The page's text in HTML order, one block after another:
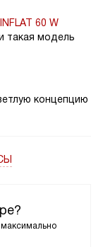
максимально
60 W
такая модель
концепцию